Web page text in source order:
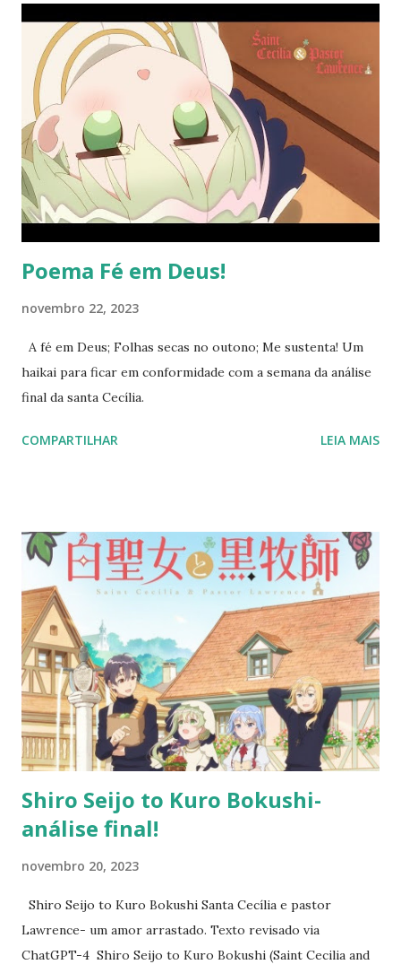
assumidas pelo Dicastério para os Leigos, a Família e a
Vida). Na mesma data, em 2012, seus estatutos tiveram sua
aprovação definitiva.” e o link para o texto sobre os animês
e a fé cristã está abaixo. O texto é de 2015, mas só o fui
encontrar recentemente. 4 Animes com segredos cristãos
- Projeções de Fé (comshalom.org)
Poema Fé em Deus!
novembro 22, 2023
A fé em Deus; Folhas secas no outono; Me sustenta! Um
haikai para ficar em conformidade com a semana da análise
final da santa Cecília.
COMPARTILHAR LEIA MAIS
Shiro Seijo to Kuro Bokushi-
análise final!
novembro 20, 2023
Shiro Seijo to Kuro Bokushi Santa Cecília e pastor
Lawrence- um amor arrastado. Texto revisado via
ChatGPT-4 Shiro Seijo to Kuro Bokushi (Saint Cecilia and